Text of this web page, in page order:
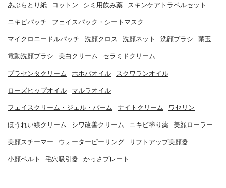
あぶらとり紙 コットン シミ用飲み薬 スキンケアトラベルセット
ニキビパッチ フェイスパック・シートマスク
マイクロニードルパッチ 洗顔クロス 洗顔ネット 洗顔ブラシ 繭玉
電動洗顔ブラシ 美白クリーム セラミドクリーム
プラセンタクリーム ホホバオイル スクワランオイル
ローズヒップオイル マルラオイル
フェイスクリーム・ジェル・バーム ナイトクリーム ワセリン
ほうれい線クリーム シワ改善クリーム ニキビ塗り薬 美顔ローラー
美顔スチーマー ウォーターピーリング リフトアップ美顔器
小顔ベルト 毛穴吸引器 かっさプレート